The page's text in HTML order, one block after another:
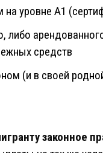
уровне А1
либо
средств
(и в своей
законное